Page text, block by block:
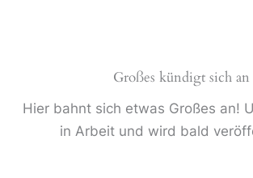
Großes kündigt sich an
Hier bahnt sich etwas Großes an!
in Arbeit und wird bald